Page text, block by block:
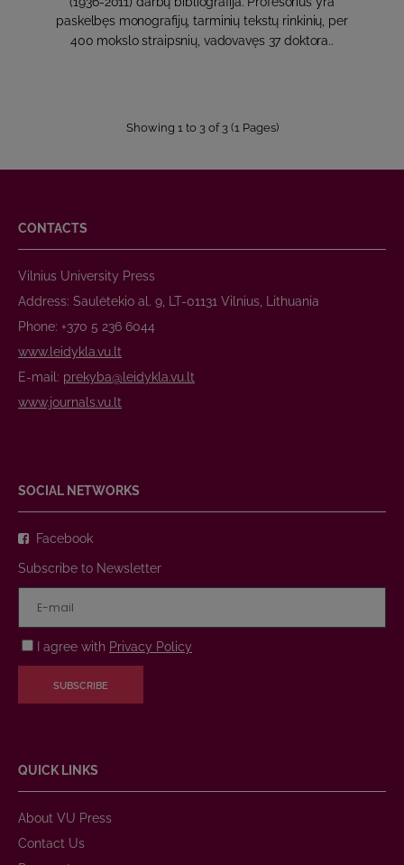
paskelbęs monografijų, tarminių tekstų rinkinių, per
400 mokslo straipsnių, vadovavęs 37 doktora..
Showing 1 to 3 of 3 (1 Pages)
CONTACTS
Vilnius University Press
Address: Saulėtekio al. 9, LT-01131 Vilnius, Lithuania
Phone: +370 5 236 6044
www.leidykla.vu.lt
E-mail: prekyba@leidykla.vu.lt
www.journals.vu.lt
SOCIAL NETWORKS
Facebook
Subscribe to Newsletter
I agree with Privacy Policy
SUBSCRIBE
QUICK LINKS
About VU Press
Contact Us